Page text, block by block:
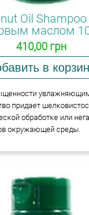
Oil
маслом
410,00 грн
придает
обработке или
окружающей среды.